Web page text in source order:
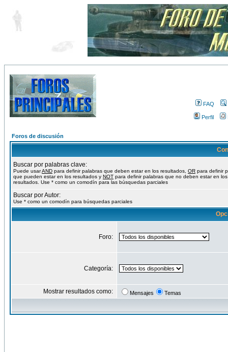
FAQ
Perfil
Foros de discusión
Buscar por palabras clave:
Puede usarAND para definir palabras que deben estar en los resultados, OR para definir
que pueden estar en los resultados y NOT para definir palabras que no deben estar en los
resultados. Use * como un comodín para las búsquedas parciales
Buscar por Autor:
Use * como un comodín para búsquedas parciales
Foro:
Categoría:
Mostrar resultados como: Mensajes Temas